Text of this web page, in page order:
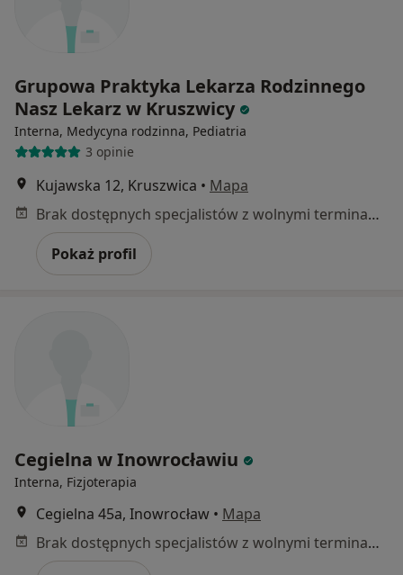
Grupowa Praktyka Lekarza Rodzinnego
Nasz Lekarz w Kruszwicy
Interna, Medycyna rodzinna, Pediatria
3 opinie
Kujawska 12, Kruszwica • Mapa
Brak dostępnych specjalistów z wolnymi terminami w tym centrum medycznym.
Pokaż profil
Cegielna w Inowrocławiu
Interna, Fizjoterapia
Cegielna 45a, Inowrocław • Mapa
Brak dostępnych specjalistów z wolnymi terminami w tym centrum medycznym.